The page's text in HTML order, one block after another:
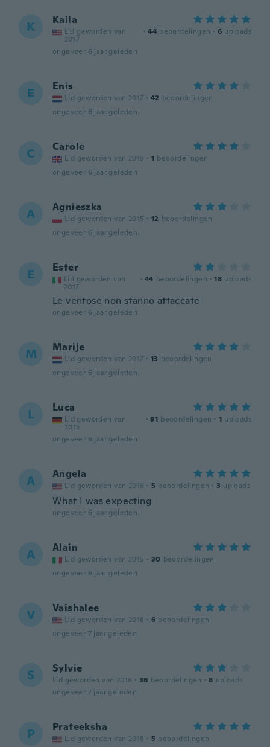
K Kaila
Lid geworden van
2017
· 44 beoordelingen · 6 uploads
ongeveer 6 jaar geleden
E Enis
Lid geworden van 2017 · 42 beoordelingen
ongeveer 6 jaar geleden
C Carole
Lid geworden van 2019 · 1 beoordelingen
ongeveer 6 jaar geleden
A Agnieszka
Lid geworden van 2015 · 12 beoordelingen
ongeveer 6 jaar geleden
E Ester
Lid geworden van
2017
· 44 beoordelingen · 18 uploads
Le ventose non stanno attaccate
ongeveer 6 jaar geleden
M Marije
Lid geworden van 2017 · 13 beoordelingen
ongeveer 6 jaar geleden
L Luca
Lid geworden van
2015
· 91 beoordelingen · 1 uploads
ongeveer 6 jaar geleden
A Angela
Lid geworden van 2016 · 5 beoordelingen · 3 uploads
What I was expecting
ongeveer 6 jaar geleden
A Alain
Lid geworden van 2015 · 30 beoordelingen
ongeveer 6 jaar geleden
V Vaishalee
Lid geworden van 2018 · 6 beoordelingen
ongeveer 7 jaar geleden
S Sylvie
Lid geworden van 2016 · 36 beoordelingen · 8 uploads
ongeveer 7 jaar geleden
P Prateeksha
Lid geworden van 2018 · 5 beoordelingen